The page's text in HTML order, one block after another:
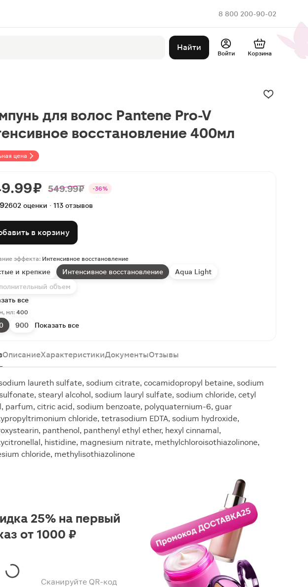
8 800 200-90-02
Найти
Войти Корзина
цена
для волос Pantene Pro-V
восстановление 400мл
₽ 549.99 ₽ -36%
2602 оценки · 113 отзывов
в корзину
эффекта: Интенсивное восстановление
и крепкие Интенсивное восстановление
Aqua Light
объем
все
мл: 400
900 Показать все
ОписаниеХарактеристикиДокументыОтзывы
laureth sulfate, sodium citrate, cocamidopropyl betaine, sodium
stearyl alcohol, sodium lauryl sulfate, sodium chloride, cetyl
parfum, citric acid, sodium benzoate, polyquaternium-6, guar
chloride, tetrasodium EDTA, sodium hydroxide,
panthenol, panthenyl ethyl ether, hexyl cinnamal,
histidine, magnesium nitrate, methylchloroisothiazolinone,
chloride, methylisothiazolinone
Сканируйте QR-код
25% на первый
от 1000 ₽